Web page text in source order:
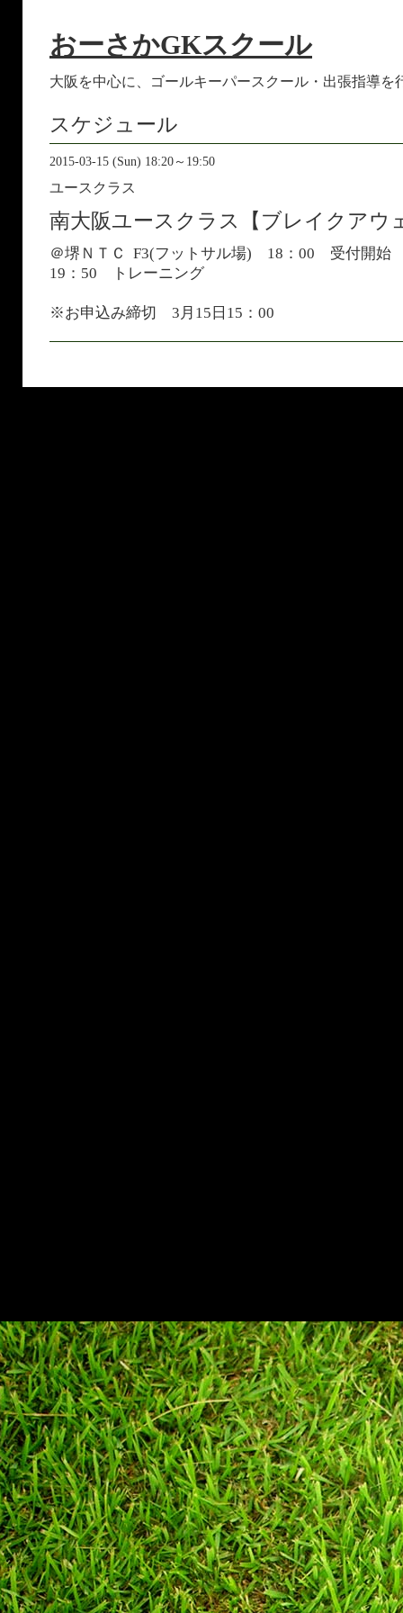
おーさかGKスクール
大阪を中心に、ゴールキーパースクール・出張指導を
スケジュール
2015-03-15 (Sun) 18:20～19:50
ユースクラス
南大阪ユースクラス【ブレイクアウ
＠堺ＮＴＣ F3(フットサル場) 18：00 受付開
19：50 トレーニング
※お申込み締切 3月15日15：00